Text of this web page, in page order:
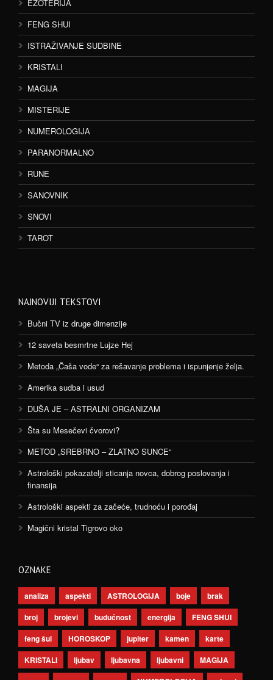
EZOTERIJA
FENG SHUI
ISTRAŽIVANJE SUDBINE
KRISTALI
MAGIJA
MISTERIJE
NUMEROLOGIJA
PARANORMALNO
RUNE
SANOVNIK
SNOVI
TAROT
NAJNOVIJI TEKSTOVI
Bučni TV iz druge dimenzije
12 saveta besmrtne Lujze Hej
Metoda „Čaša vode“ za rešavanje problema i ispunjenje želja.
Amerika sudba i usud
DUŠA JE – ASTRALNI ORGANIZAM
Šta su Mesečevi čvorovi?
METOD „SREBRNO – ZLATNO SUNCE“
Astrološki pokazatelji sticanja novca, dobrog poslovanja i
finansija
Astrološki aspekti za začeće, trudnoću i porođaj
Magični kristal Tigrovo oko
OZNAKE
analiza aspekti ASTROLOGIJA boje
brak
broj
brojevi budućnost energija
FENG SHUI
feng šui
HOROSKOP jupiter kamen
karte
KRISTALI
ljubav ljubavna ljubavni
MAGIJA